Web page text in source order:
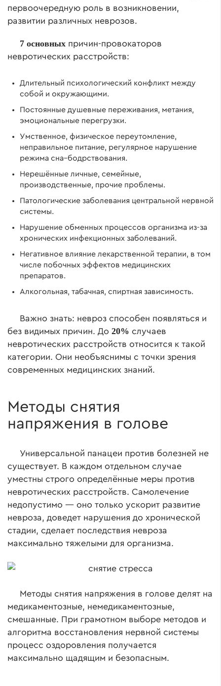
первоочередную роль в возникновении,
развитии различных неврозов.
7 основных причин-провокаторов
невротических расстройств:
Длительный психологический конфликт между
собой и окружающими.
Постоянные душевные переживания, метания,
эмоциональные перегрузки.
Умственное, физическое переутомление,
неправильное питание, регулярное нарушение
режима сна–бодрствования.
Нерешённые личные, семейные,
производственные, прочие проблемы.
Патологические заболевания центральной нервной
системы.
Нарушение обменных процессов организма из-за
хронических инфекционных заболеваний.
Негативное влияние лекарственной терапии, в том
числе побочных эффектов медицинских
препаратов.
Алкогольная, табачная, спиртная зависимость.
Важно знать: невроз способен появляться и
без видимых причин. До 20% случаев
невротических расстройств относится к такой
категории. Они необъяснимы с точки зрения
современных медицинских знаний.
Методы снятия
напряжения в голове
Универсальной панацеи против болезней не
существует. В каждом отдельном случае
уместны строго определённые меры против
невротических расстройств. Самолечение
недопустимо — оно только ускорит развитие
невроза, доведет нарушения до хронической
стадии, сделает последствия невроза
максимально тяжелыми для организма.
Методы снятия напряжения в голове делят на
медикаментозные, немедикаментозные,
смешанные. При грамотном выборе методов и
алгоритма восстановления нервной системы
процесс оздоровления получается
максимально щадящим и безопасным.